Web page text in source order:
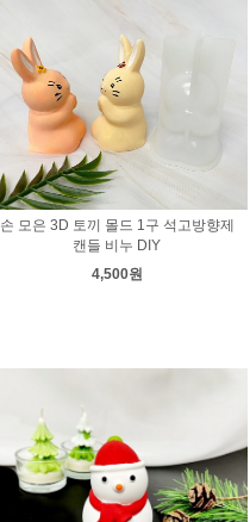
손 모은 3D 토끼 몰드 1구 석고방향제
캔들 비누 DIY
4,500원